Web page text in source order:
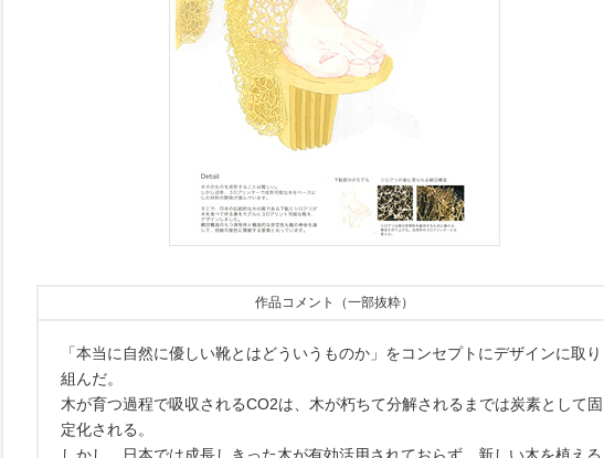
作品コメント（一部抜粋）
「本当に自然に優しい靴とはどういうものか」をコンセプトにデザインに取り
組んだ。
木が育つ過程で吸収されるCO2は、木が朽ちて分解されるまでは炭素として固
定化される。